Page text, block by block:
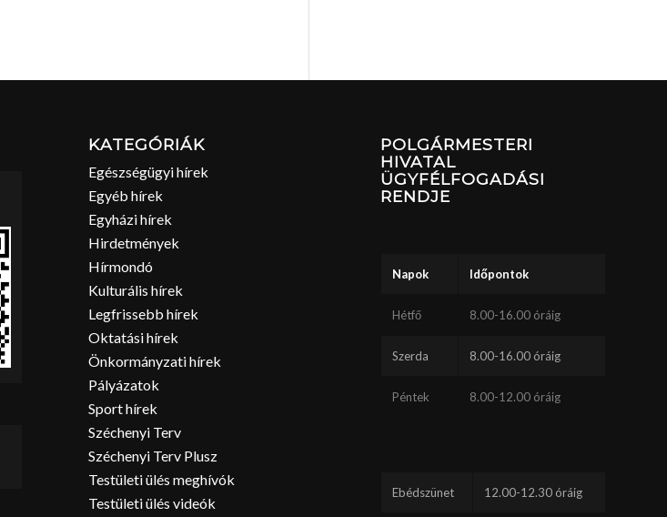
KATEGÓRIÁK
Egészségügyi hírek
Egyéb hírek
Egyházi hírek
Hirdetmények
Hírmondó
Kulturális hírek
Legfrissebb hírek
Oktatási hírek
Önkormányzati hírek
Pályázatok
Sport hírek
Széchenyi Terv
Széchenyi Terv Plusz
Testületi ülés meghívók
Testületi ülés videók
POLGÁRMESTERI
HIVATAL
ÜGYFÉLFOGADÁSI
RENDJE
Napok Időpontok
Hétfő 8.00-16.00 óráig
Szerda 8.00-16.00 óráig
Péntek 8.00-12.00 óráig
Ebédszünet 12.00-12.30 óráig